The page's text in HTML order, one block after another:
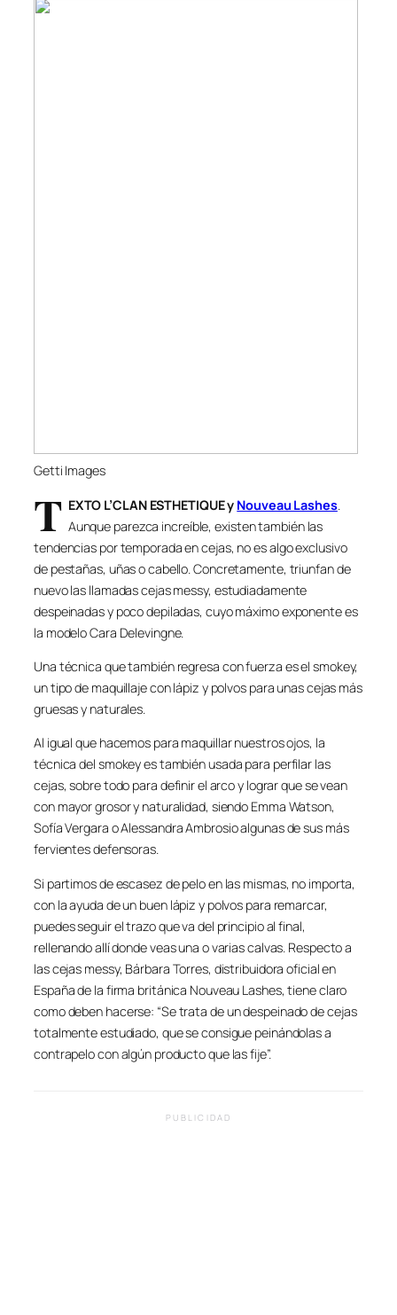
Getti Images
T EXTO L’CLAN ESTHETIQUE y Nouveau Lashes.
Aunque parezca increíble, existen también las
tendencias por temporada en cejas, no es algo exclusivo
de pestañas, uñas o cabello. Concretamente, triunfan de
nuevo las llamadas cejas messy, estudiadamente
despeinadas y poco depiladas, cuyo máximo exponente es
la modelo Cara Delevingne.
Una técnica que también regresa con fuerza es el smokey,
un tipo de maquillaje con lápiz y polvos para unas cejas más
gruesas y naturales.
Al igual que hacemos para maquillar nuestros ojos, la
técnica del smokey es también usada para perfilar las
cejas, sobre todo para definir el arco y lograr que se vean
con mayor grosor y naturalidad, siendo Emma Watson,
Sofía Vergara o Alessandra Ambrosio algunas de sus más
fervientes defensoras.
Si partimos de escasez de pelo en las mismas, no importa,
con la ayuda de un buen lápiz y polvos para remarcar,
puedes seguir el trazo que va del principio al final,
rellenando allí donde veas una o varias calvas. Respecto a
las cejas messy, Bárbara Torres, distribuidora oficial en
España de la firma británica Nouveau Lashes, tiene claro
como deben hacerse: “Se trata de un despeinado de cejas
totalmente estudiado, que se consigue peinándolas a
contrapelo con algún producto que las fije”.
PUBLICIDAD